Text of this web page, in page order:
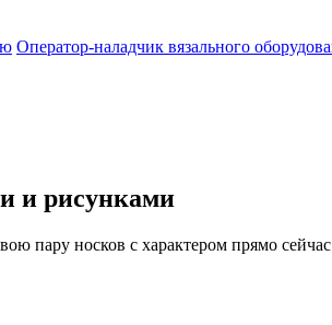
Оператор-наладчик вязального
и рисунками
пару носков с характером прямо